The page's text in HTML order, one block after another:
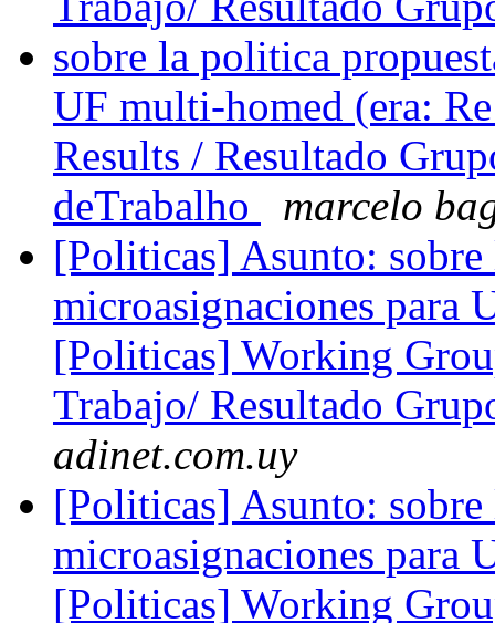
sobre la politica
UF multi-homed (era:
Results / Resultado
deTrabalho
marcelo
[Politicas] Asunto:
microasignaciones para
[Politicas] Working
Trabajo/ Resultado
adinet.com.uy
[Politicas] Asunto:
microasignaciones para
[Politicas] Working